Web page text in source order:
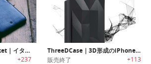
DRY&CO iPhone Pocket｜イタリアサフィアーノレザー製iPhoneケース
+237
ThreeDCase｜3D形成のiPhoneケース「スリーディーケース」
販売終了 +113